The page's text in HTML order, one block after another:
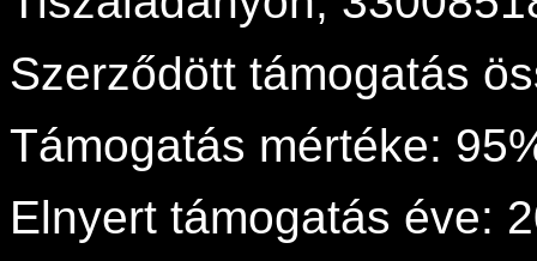
Szerződött támogatás
Támogatás mértéke:
Elnyert támogatás éve: